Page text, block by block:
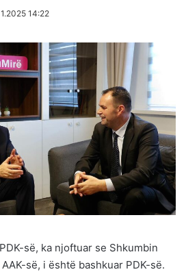
14:22
së, ka njoftuar se Shkumbin
së, i është bashkuar PDK-së.